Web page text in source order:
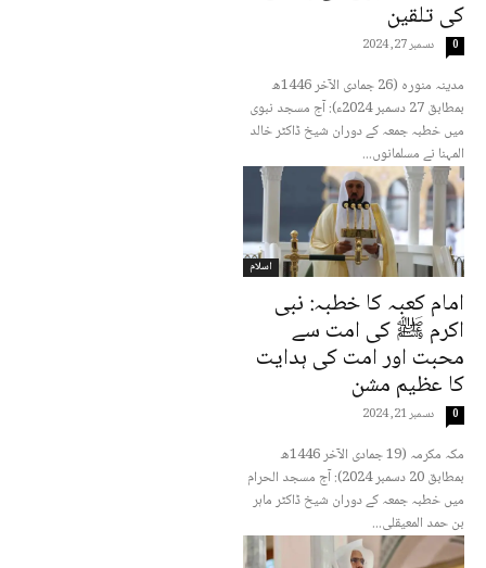
کی تلقین
دسمبر 27, 2024 0
مدینہ منورہ (26 جمادی الآخر 1446ھ
بمطابق 27 دسمبر 2024ء): آج مسجد نبوی
میں خطبہ جمعہ کے دوران شیخ ڈاکٹر خالد
المہنا نے مسلمانوں...
اسلام
امام کعبہ کا خطبہ: نبی
اکرم ﷺ کی امت سے
محبت اور امت کی ہدایت
کا عظیم مشن
دسمبر 21, 2024 0
مکہ مکرمہ (19 جمادی الآخر 1446ھ
بمطابق 20 دسمبر 2024): آج مسجد الحرام
میں خطبہ جمعہ کے دوران شیخ ڈاکٹر ماہر
بن حمد المعیقلی...